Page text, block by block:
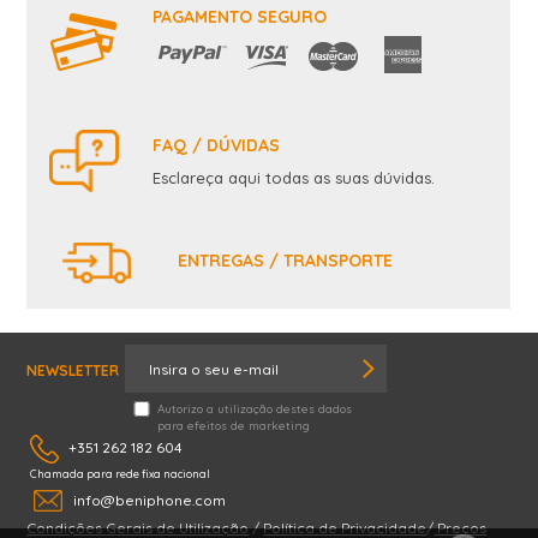
PAGAMENTO SEGURO
FAQ / DÚVIDAS
Esclareça aqui todas as suas dúvidas.
ENTREGAS / TRANSPORTE
NEWSLETTER
Autorizo a utilização destes dados
para efeitos de marketing
+351 262 182 604
Chamada para rede fixa nacional
info@beniphone.com
Condições Gerais de Utilização/Política de Privacidade/Preços